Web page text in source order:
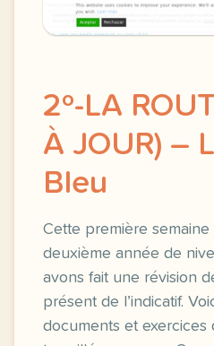
2º-LA
À JOUR) –
Bleu
Cette première
deuxième année de
avons fait une révision
présent de l’indicatif.
documents et exercices